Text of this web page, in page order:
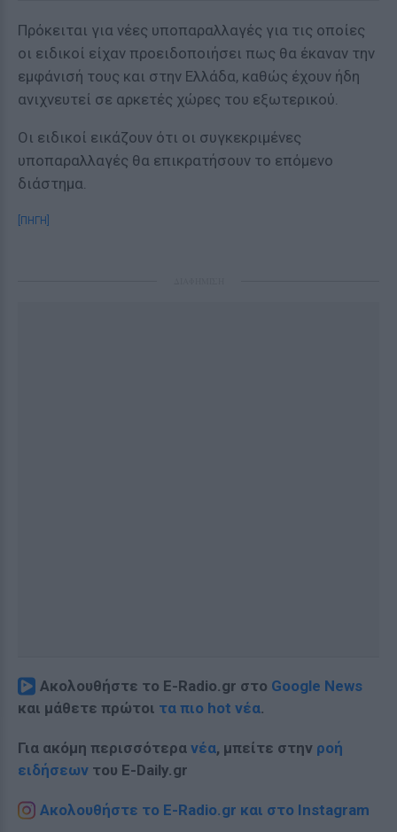
Πρόκειται για νέες υποπαραλλαγές για τις οποίες
οι ειδικοί είχαν προειδοποιήσει πως θα έκαναν την
εμφάνισή τους και στην Ελλάδα, καθώς έχουν ήδη
ανιχνευτεί σε αρκετές χώρες του εξωτερικού.
Οι ειδικοί εικάζουν ότι οι συγκεκριμένες
υποπαραλλαγές θα επικρατήσουν το επόμενο
διάστημα.
[ΠΗΓΗ]
Ακολουθήστε το E-Radio.gr στο Google News
και μάθετε πρώτοι τα πιο hot νέα.
Για ακόμη περισσότερα νέα, μπείτε στην ροή
ειδήσεων του E-Daily.gr
Ακολουθήστε το E-Radio.gr και στο Instagram